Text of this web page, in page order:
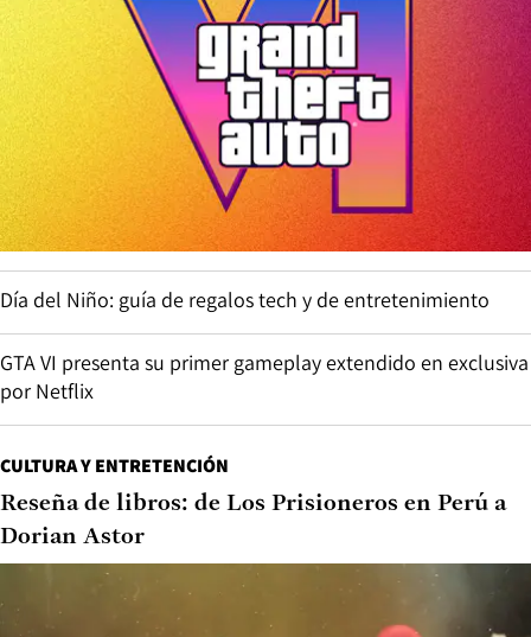
Día del Niño: guía de regalos tech y de entretenimiento
GTA VI presenta su primer gameplay extendido en exclusiva
por Netflix
CULTURA Y ENTRETENCIÓN
Reseña de libros: de Los Prisioneros en Perú a
Dorian Astor